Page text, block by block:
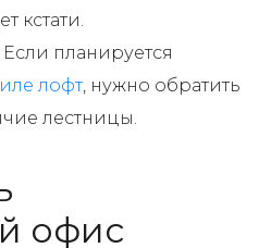
кстати.
планируется
лофт, нужно обратить
лестницы.
офис